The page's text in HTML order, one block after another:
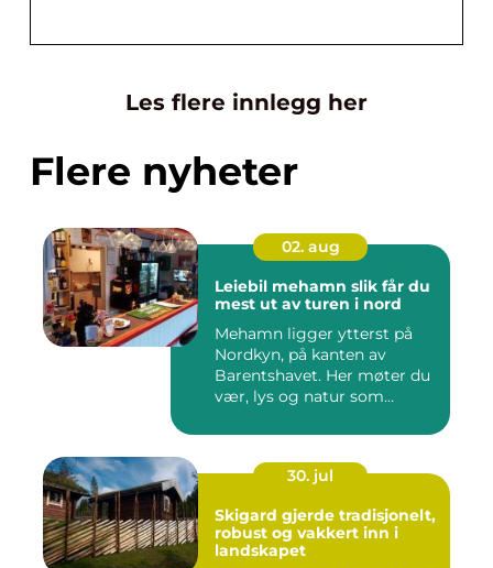
Les flere innlegg her
Flere nyheter
02. aug
Leiebil mehamn slik får du
mest ut av turen i nord
Mehamn ligger ytterst på
Nordkyn, på kanten av
Barentshavet. Her møter du
vær, lys og natur som
30. jul
Skigard gjerde tradisjonelt,
robust og vakkert inn i
landskapet